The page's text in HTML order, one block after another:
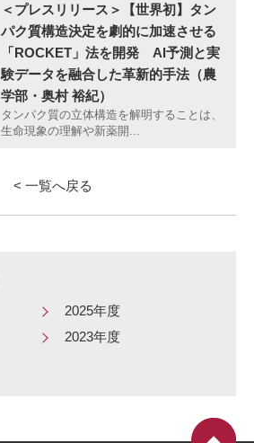
＜プレスリリース＞【世界初】タン
パク質構造決定を劇的に加速させる
「ROCKET」法を開発 AI予測と実
験データを融合した革新的手法（農
学部・奥村 裕紀）
タンパク質の立体構造を解明することは、
生命現象の理解や新薬開...
< 一覧へ戻る
2025年度
2023年度